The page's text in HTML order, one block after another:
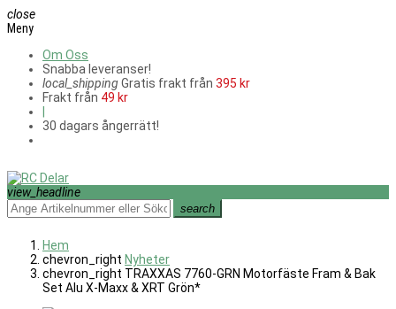
close
Meny
Om Oss
Snabba leveranser!
local_shippingGratis frakt från 395 kr
Frakt från 49 kr
30 dagars ångerrätt!
view_headline
search
Hem
chevron_right Nyheter
chevron_right TRAXXAS 7760-GRN Motorfäste Fram & Bak
Set Alu X-Maxx & XRT Grön*